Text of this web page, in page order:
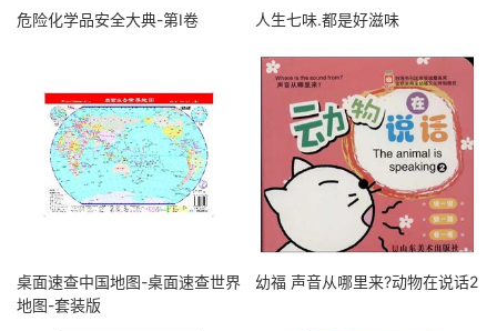
危险化学品安全大典-第I卷 人生七味.都是好滋味
桌面速查中国地图-桌面速查世界
地图-套装版
幼福 声音从哪里来?动物在说话2